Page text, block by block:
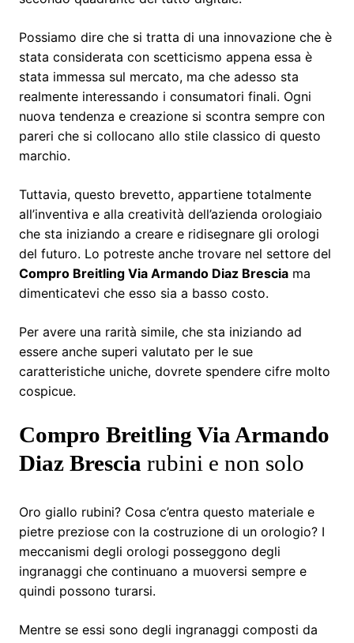
Possiamo dire che si tratta di una innovazione che è
stata considerata con scetticismo appena essa è
stata immessa sul mercato, ma che adesso sta
realmente interessando i consumatori finali. Ogni
nuova tendenza e creazione si scontra sempre con
pareri che si collocano allo stile classico di questo
marchio.
Tuttavia, questo brevetto, appartiene totalmente
all’inventiva e alla creatività dell’azienda orologiaio
che sta iniziando a creare e ridisegnare gli orologi
del futuro. Lo potreste anche trovare nel settore del
Compro Breitling Via Armando Diaz Brescia ma
dimenticatevi che esso sia a basso costo.
Per avere una rarità simile, che sta iniziando ad
essere anche superi valutato per le sue
caratteristiche uniche, dovrete spendere cifre molto
cospicue.
Compro Breitling Via Armando
Diaz Brescia rubini e non solo
Oro giallo rubini? Cosa c’entra questo materiale e
pietre preziose con la costruzione di un orologio? I
meccanismi degli orologi posseggono degli
ingranaggi che continuano a muoversi sempre e
quindi possono turarsi.
Mentre se essi sono degli ingranaggi composti da